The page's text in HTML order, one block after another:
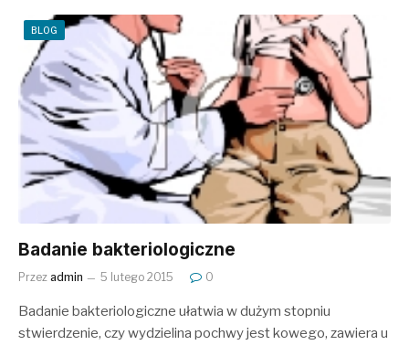
BLOG
Badanie bakteriologiczne
Przez admin 5 lutego 2015 0
Badanie bakteriologiczne ułatwia w dużym stopniu
stwierdzenie, czy wydzielina pochwy jest kowego, zawiera u